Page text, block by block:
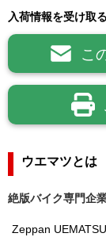
入荷情報を受け取る
こ
ウエマツとは
絶版バイク専門企
Zeppan